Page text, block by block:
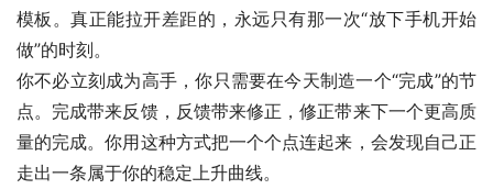
模板。真正能拉开差距的，永远只有那一次“放下手机开始
做”的时刻。
你不必立刻成为高手，你只需要在今天制造一个“完成”的节
点。完成带来反馈，反馈带来修正，修正带来下一个更高质
量的完成。你用这种方式把一个个点连起来，会发现自己正
走出一条属于你的稳定上升曲线。